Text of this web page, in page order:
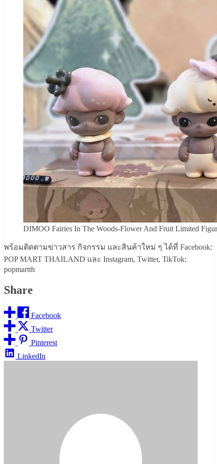
DIMOO Fairies In The Woods-Flower And Fruit Limited
พร้อมติดตามข่าวสาร กิจกรรม และสินค้าใหม่ ๆ ได้ที่ Facebook:
POP MART THAILAND และ Instagram, Twitter, TikTok:
popmartth
Share
Facebook
Twitter
Pinterest
LinkedIn